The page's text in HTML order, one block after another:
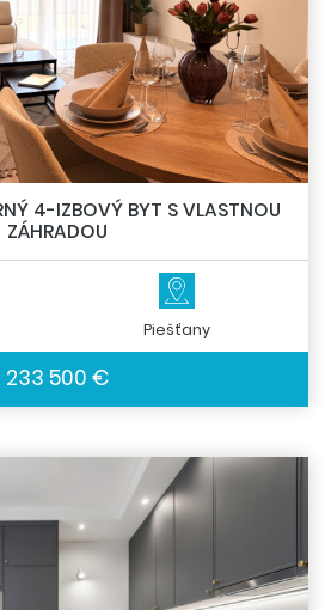
4-IZBOVÝ BYT S VLASTNOU
ZÁHRADOU
Piešťany
233 500 €